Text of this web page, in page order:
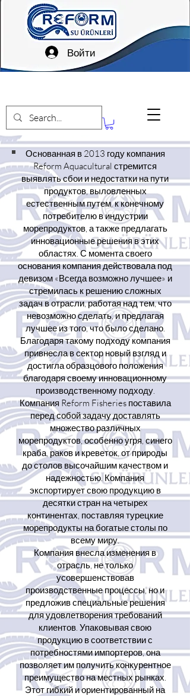
Войти
Основанная в 2013 году компания
Reform Aquacultural стремится
выявлять сбои и недостатки на пути
продуктов, выловленных
естественным путем, к конечному
потребителю в индустрии
морепродуктов, а также предлагать
инновационные решения в этих
областях. С момента своего
основания компания действовала под
девизом «Всегда возможно лучшее» и
стремилась к решению сложных
задач в отрасли, работая над тем, что
невозможно сделать, и предлагая
лучшее из того, что было сделано.
Благодаря такому подходу компания
привнесла в сектор новый взгляд и
достигла образцового положения
благодаря своему инновационному
производственному подходу.
Компания Reform Fisheries поставила
перед собой задачу доставлять
множество различных
морепродуктов, особенно угря, синего
краба, раков и креветок, от природы
до столов высочайшим качеством и
надежностью. Компания
экспортирует свою продукцию в
десятки стран на четырех
континентах, поставляя турецкие
морепродукты на богатые столы по
всему миру.
Компания внесла изменения в
отрасль, не только
усовершенствовав
производственные процессы, но и
предложив специальные решения
для удовлетворения требований
клиентов. Упаковывая свою
продукцию в соответствии с
потребностями импортеров, она
позволяет им получить конкурентное
преимущество на местных рынках.
Этот гибкий и ориентированный на